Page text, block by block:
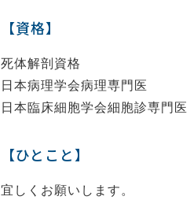
【資格】
死体解剖資格
日本病理学会病理専門医
日本臨床細胞学会細胞診専門医
【ひとこと】
宜しくお願いします。